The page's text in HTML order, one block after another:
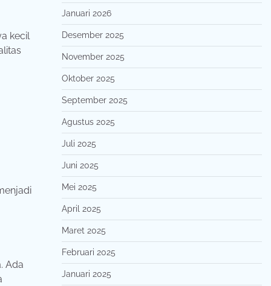
kecil
Ada
Januari 2026
Desember 2025
November 2025
Oktober 2025
September 2025
Agustus 2025
Juli 2025
Juni 2025
Mei 2025
April 2025
Maret 2025
Februari 2025
Januari 2025